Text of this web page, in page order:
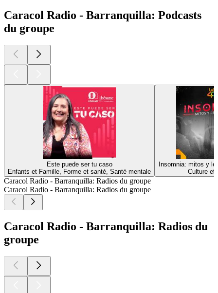
Caracol Radio - Barranquilla: Podcasts
du groupe
Este puede ser tu caso
Enfants et Famille, Forme et santé, Santé mentale
Insomnia: mitos y
Culture et
Caracol Radio - Barranquilla: Radios du groupe
Caracol Radio - Barranquilla: Radios du groupe
Caracol Radio - Barranquilla: Radios du
groupe